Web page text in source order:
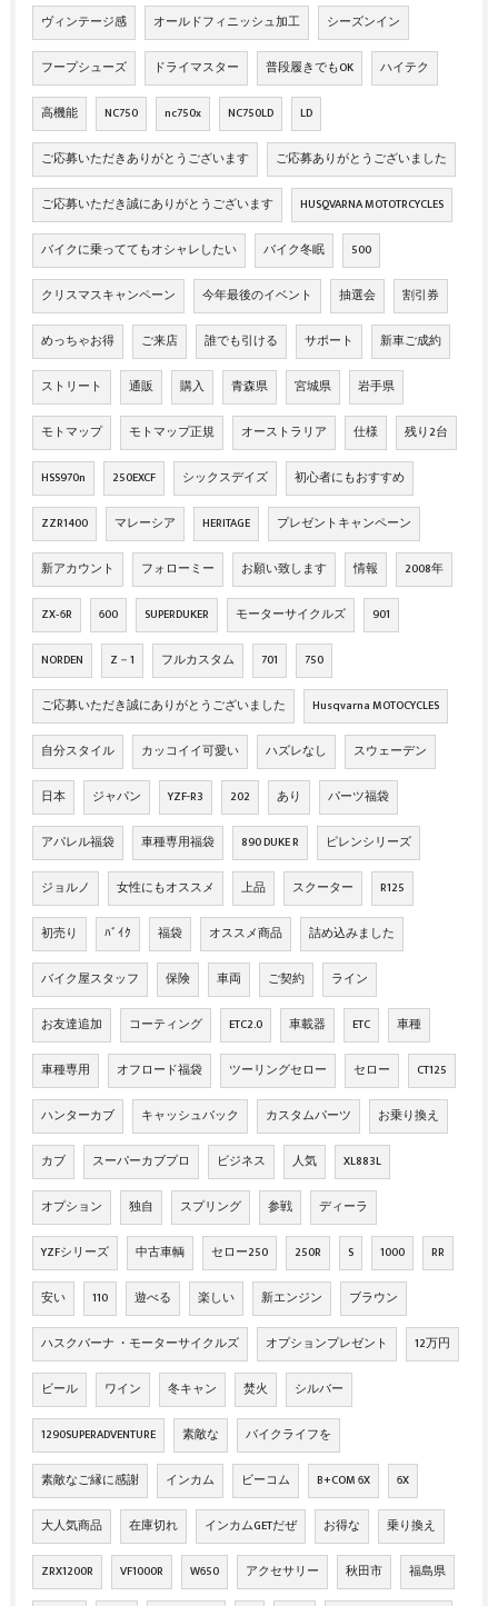
ヴィンテージ感 オールドフィニッシュ加工 シーズンイン
フープシューズ ドライマスター 普段履きでもOK ハイテク
高機能 NC750 nc750x NC750LD LD
ご応募いただきありがとうございます ご応募ありがとうございました
ご応募いただき誠にありがとうございます HUSQVARNA MOTOTRCYCLES
バイクに乗っててもオシャレしたい バイク冬眠 500
クリスマスキャンペーン 今年最後のイベント 抽選会 割引券
めっちゃお得 ご来店 誰でも引ける サポート 新車ご成約
ストリート 通販 購入 青森県 宮城県 岩手県
モトマップ モトマップ正規 オーストラリア 仕様 残り2台
HSS970n 250EXCF シックスデイズ 初心者にもおすすめ
ZZR1400 マレーシア HERITAGE プレゼントキャンペーン
新アカウント フォローミー お願い致します 情報 2008年
ZX‐6R 600 SUPERDUKER モーターサイクルズ 901
NORDEN Z－1 フルカスタム 701 750
ご応募いただき誠にありがとうございました Husqvarna MOTOCYCLES
自分スタイル カッコイイ可愛い ハズレなし スウェーデン
日本 ジャパン YZF-R3 202 あり パーツ福袋
アパレル福袋 車種専用福袋 890 DUKE R ピレンシリーズ
ジョルノ 女性にもオススメ 上品 スクーター R125
初売り ﾊﾞｲｸ 福袋 オススメ商品 詰め込みました
バイク屋スタッフ 保険 車両 ご契約 ライン
お友達追加 コーティング ETC2.0 車載器 ETC 車種
車種専用 オフロード福袋 ツーリングセロー セロー CT125
ハンターカブ キャッシュバック カスタムパーツ お乗り換え
カブ スーパーカブプロ ビジネス 人気 XL883L
オプション 独自 スプリング 参戦 ディーラ
YZFシリーズ 中古車輌 セロー250 250R S 1000 RR
安い 110 遊べる 楽しい 新エンジン ブラウン
ハスクバーナ ・モーターサイクルズ オプションプレゼント 12万円
ビール ワイン 冬キャン 焚火 シルバー
1290SUPERADVENTURE 素敵な バイクライフを
素敵なご縁に感謝 インカム ビーコム B+COM 6X 6X
大人気商品 在庫切れ インカムGETだぜ お得な 乗り換え
ZRX1200R VF1000R W650 アクセサリー 秋田市 福島県